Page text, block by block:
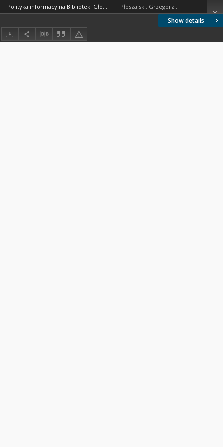
Show details
Polityka informacyjna Biblioteki Głównej Politechniki Warszawskiej Płoszajski, Grzegorz; Wietecha, Agata; Kiwała, Grażyna